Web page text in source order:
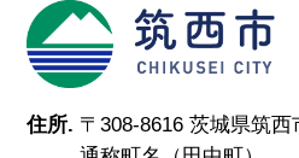
住所. 〒308-8616 茨城県筑西